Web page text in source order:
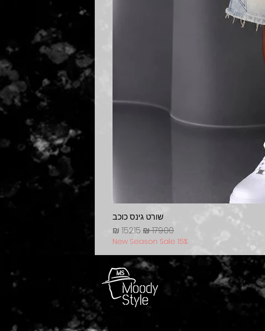
שורט גינס כוכב
מחיר רגיל מחיר מבצע
New Season Sale 15%